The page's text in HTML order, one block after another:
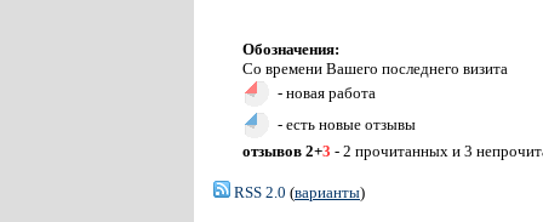
Обозначения:
Со времени Вашего последнего визита
- новая работа
- есть новые отзывы
отзывов 2+3 - 2 прочитанных и 3
RSS 2.0 (варианты)